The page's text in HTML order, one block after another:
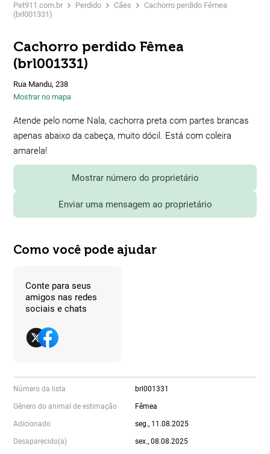
Pet911.com.br Perdido Cães
Cachorro perdido Fêmea
(brl001331)
Cachorro perdido Fêmea
(brl001331)
Rua Mandu, 238
Mostrar no mapa
Atende pelo nome Nala, cachorra preta com partes brancas
apenas abaixo da cabeça, muito dócil. Está com coleira
amarela!
Mostrar número do proprietário
Enviar uma mensagem ao proprietário
Como você pode ajudar
Conte para seus
amigos nas redes
sociais e chats
Número da lista brl001331
Gênero do animal de estimação Fêmea
Adicionado seg., 11.08.2025
Desaparecido(a) sex., 08.08.2025